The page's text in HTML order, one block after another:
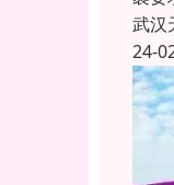
武汉
24-